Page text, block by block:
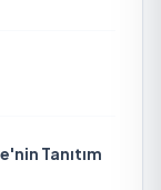
Tanıtım